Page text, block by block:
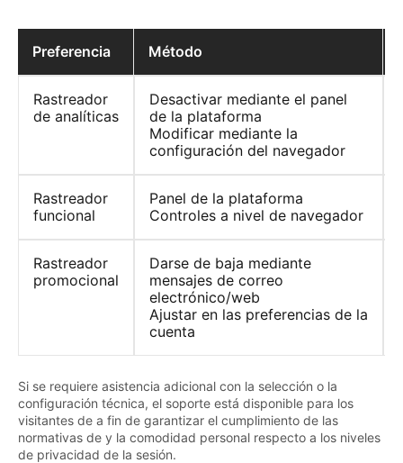
Preferencia Método
Rastreador
de analíticas
Desactivar mediante el panel
de la plataforma
Modificar mediante la
configuración del navegador
Rastreador
funcional
Panel de la plataforma
Controles a nivel de navegador
Rastreador
promocional
Darse de baja mediante
mensajes de correo
electrónico/web
Ajustar en las preferencias de la
cuenta
Si se requiere asistencia adicional con la selección o la
configuración técnica, el soporte está disponible para los
visitantes de a fin de garantizar el cumplimiento de las
normativas de y la comodidad personal respecto a los niveles
de privacidad de la sesión.